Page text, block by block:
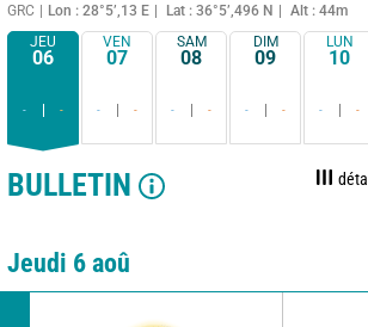
GRC Lon : 28°5’,13 E Lat : 36°5’,496 N
Alt : 44m
JEU
06
- -
VEN
07
- -
SAM
08
- -
DIM
09
- -
LUN
10
- -
BULLETIN
Jeudi 6 aoû